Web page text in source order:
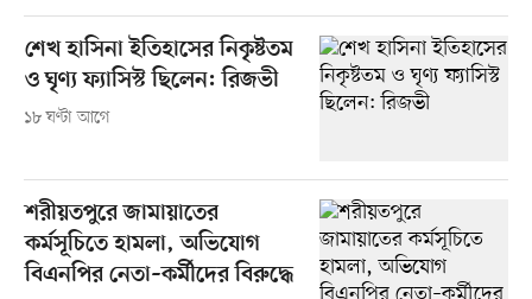
শেখ হাসিনা ইতিহাসের নিকৃষ্টতম
ও ঘৃণ্য ফ্যাসিস্ট ছিলেন: রিজভী
১৮ ঘণ্টা আগে
শরীয়তপুরে জামায়াতের
কর্মসূচিতে হামলা, অভিযোগ
বিএনপির নেতা–কর্মীদের বিরুদ্ধে